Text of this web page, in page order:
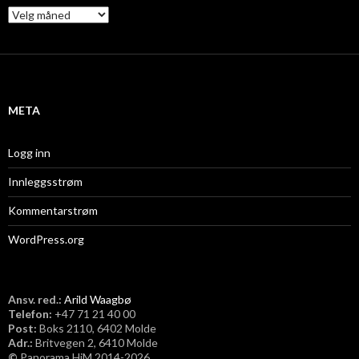
A
r
i
META
Logg inn
Innleggsstrøm
Kommentarstrøm
WordPress.org
Ansv. red.: Arild Waagbø
Telefon: ​+47 71 21 40 00
Post: Boks 2110, 6402 Molde
Adr.: Britvegen 2, 6410 Molde